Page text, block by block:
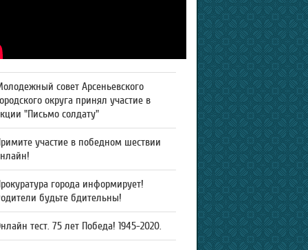
совет Арсеньевского
округа принял участие в
"Письмо солдату"
участие в победном шествии
города информирует!
будьте бдительны!
тест. 75 лет Победа! 1945-2020.